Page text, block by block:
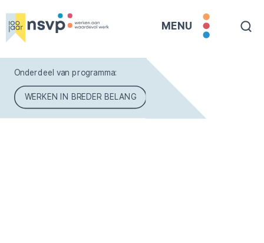
MENU
Onderdeel van programma:
WERKEN IN BREDER BELANG